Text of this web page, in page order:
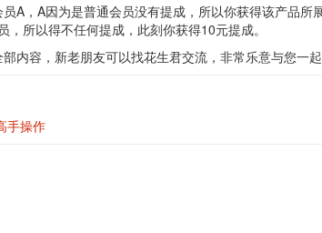
A，A因为是普通会员没有提成，所以你获得该产品所
所以得不任何提成，此刻你获得10元提成。
内容，新老朋友可以找花生君交流，非常乐意与您一
手操作